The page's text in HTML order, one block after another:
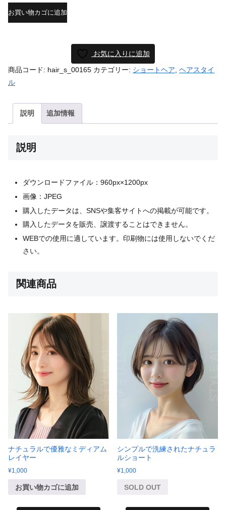
お買い物カゴに追加
お気に入りに追加
商品コード: hair_s_00165 カテゴリー: ショートヘア ヘアスタイ
ル
説明 追加情報
説明
ダウンロードファイル：960px×1200px
画像：JPEG
購入したデータは、SNSや集客サイトへの掲載が可能です。
購入したデータを販売、譲渡することはできません。
WEBでの使用に適しています。印刷物には使用しないでくだ
さい。
関連商品
ナチュラルで優雅なミディアム
レイヤー
¥1,000
お買い物カゴに追加
シンプルで洗練されたナチュラ
ルショート
¥1,000
SOLD OUT